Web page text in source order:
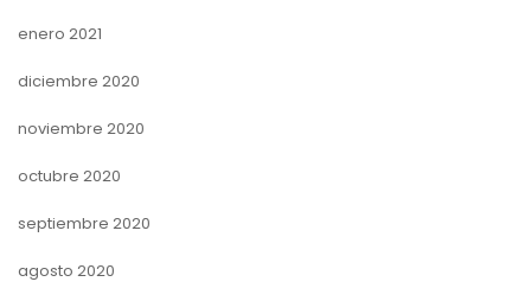
enero 2021
diciembre 2020
noviembre 2020
octubre 2020
septiembre 2020
agosto 2020